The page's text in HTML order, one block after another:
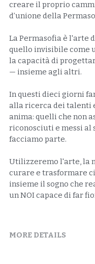
creare il proprio
d’unione della
La Permasofia è l'arte
quello invisibile come
la capacità di
— insieme agli altri.
In questi dieci giorni
alla ricerca dei talenti
anima: quelli che non
riconosciuti e messi
facciamo parte.
Utilizzeremo l'arte, la
curare e trasformare
insieme il sogno che
un NOI capace di far
MORE DETAILS